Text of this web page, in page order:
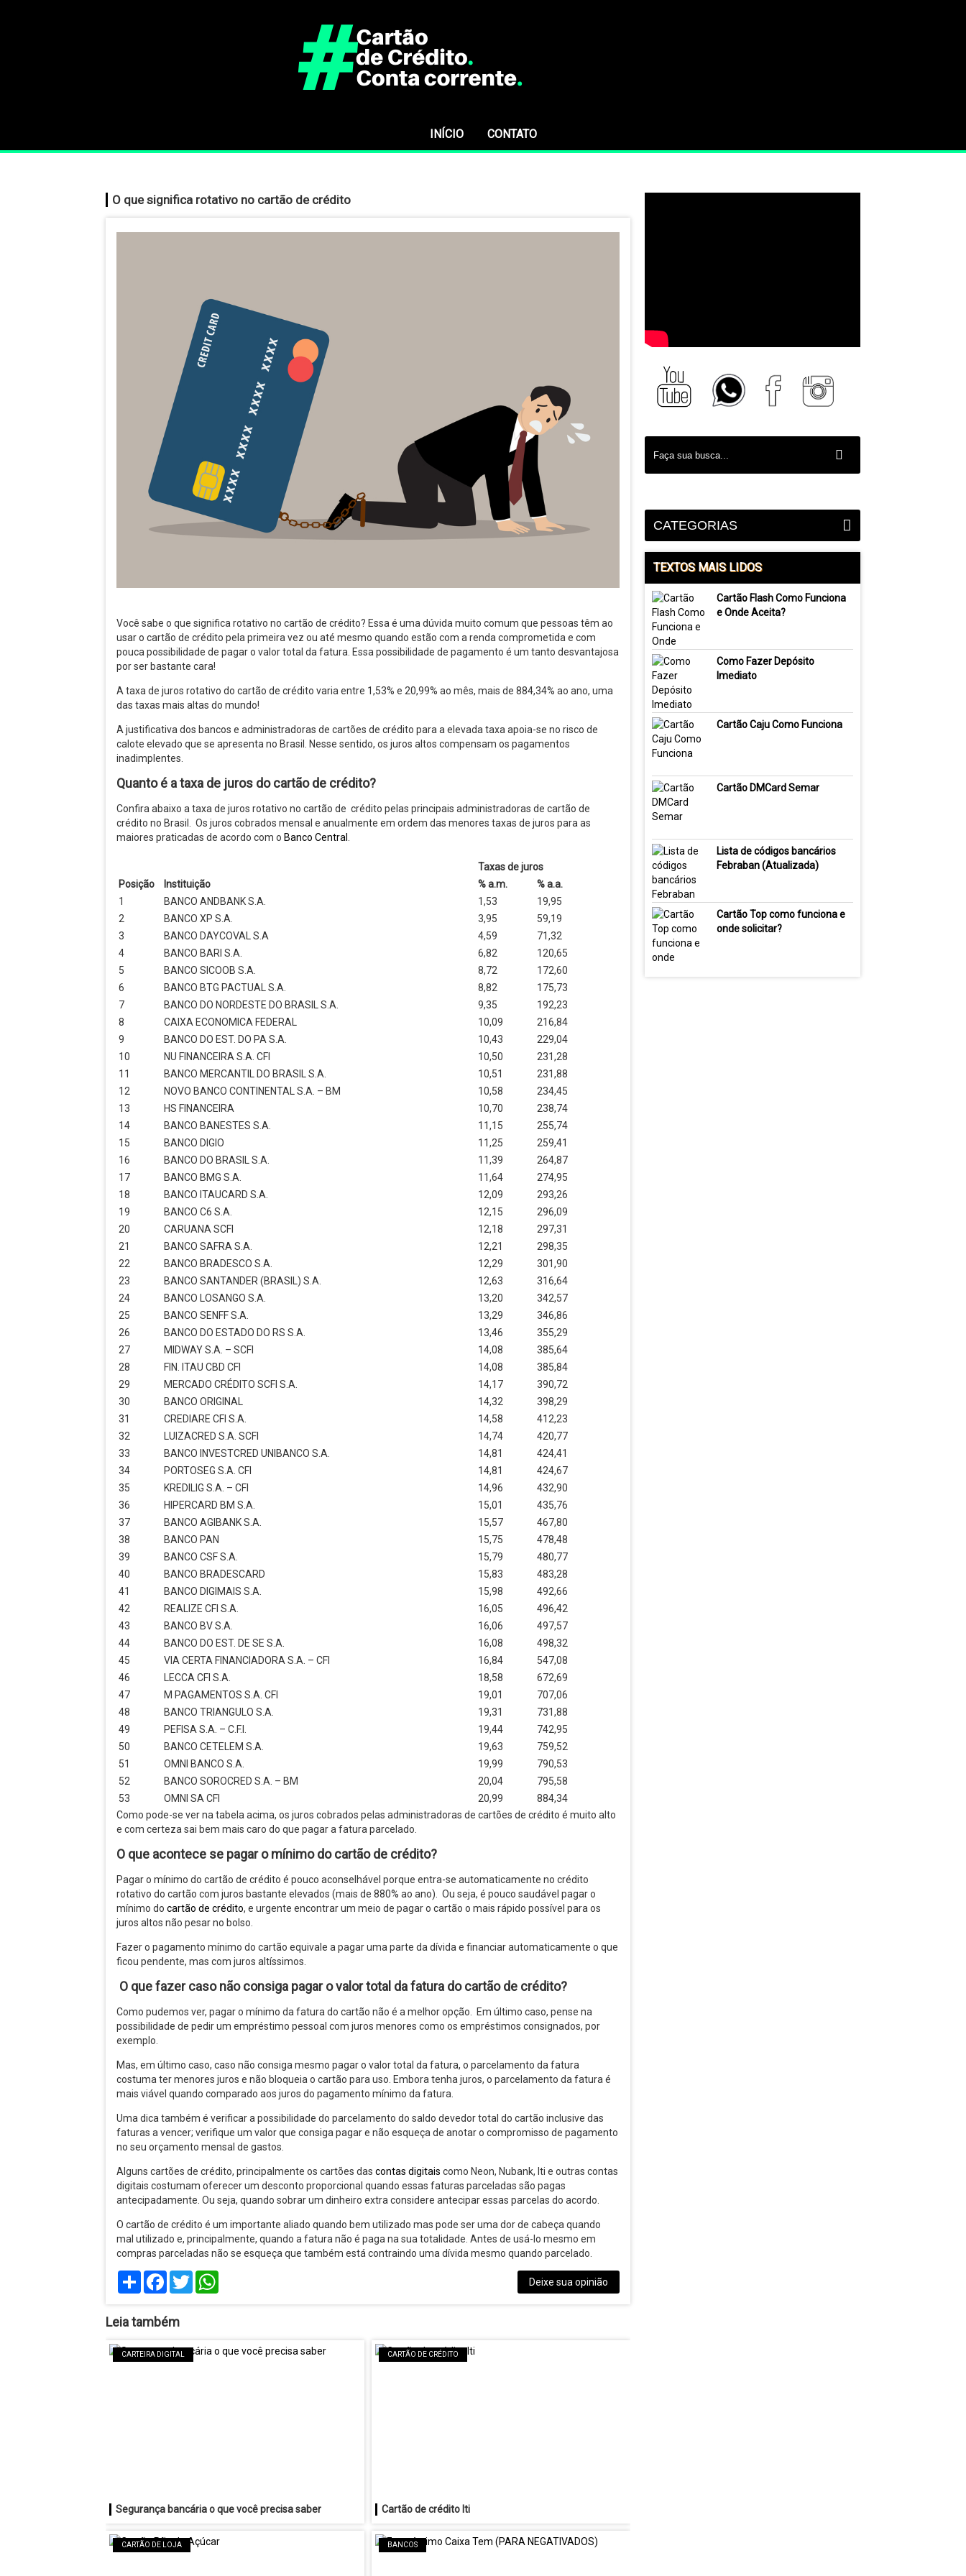
INÍCIO CONTATO
O que significa rotativo no cartão de crédito
Você sabe o que significa rotativo no cartão de crédito? Essa é uma dúvida muito comum que pessoas têm ao
usar o cartão de crédito pela primeira vez ou até mesmo quando estão com a renda comprometida e com
pouca possibilidade de pagar o valor total da fatura. Essa possibilidade de pagamento é um tanto desvantajosa
por ser bastante cara!
A taxa de juros rotativo do cartão de crédito varia entre 1,53% e 20,99% ao mês, mais de 884,34% ao ano, uma
das taxas mais altas do mundo!
A justificativa dos bancos e administradoras de cartões de crédito para a elevada taxa apoia-se no risco de
calote elevado que se apresenta no Brasil. Nesse sentido, os juros altos compensam os pagamentos
inadimplentes.
Quanto é a taxa de juros do cartão de crédito?
Confira abaixo a taxa de juros rotativo no cartão de crédito pelas principais administradoras de cartão de
crédito no Brasil. Os juros cobrados mensal e anualmente em ordem das menores taxas de juros para as
maiores praticadas de acordo com o Banco Central
Taxas de juros
Posição
Instituição % a.m.
% a.a.
1
BANCO ANDBANK S.A. 1,53
19,95
2
BANCO XP S.A. 3,95
59,19
3
BANCO DAYCOVAL S.A 4,59
71,32
4
BANCO BARI S.A. 6,82
120,65
5
BANCO SICOOB S.A. 8,72
172,60
6
BANCO BTG PACTUAL S.A. 8,82
175,73
7
BANCO DO NORDESTE DO BRASIL S.A. 9,35
192,23
8
CAIXA ECONOMICA FEDERAL 10,09
216,84
9
BANCO DO EST. DO PA S.A. 10,43
229,04
10
NU FINANCEIRA S.A. CFI 10,50
231,28
11
BANCO MERCANTIL DO BRASIL S.A. 10,51
231,88
12
NOVO BANCO CONTINENTAL S.A. – BM 10,58
234,45
13
HS FINANCEIRA 10,70
238,74
14
BANCO BANESTES S.A. 11,15
255,74
15
BANCO DIGIO 11,25
259,41
16
BANCO DO BRASIL S.A. 11,39
264,87
17
BANCO BMG S.A. 11,64
274,95
18
BANCO ITAUCARD S.A. 12,09
293,26
19
BANCO C6 S.A. 12,15
296,09
20
CARUANA SCFI 12,18
297,31
21
BANCO SAFRA S.A. 12,21
298,35
22
BANCO BRADESCO S.A. 12,29
301,90
23
BANCO SANTANDER (BRASIL) S.A. 12,63
316,64
24
BANCO LOSANGO S.A. 13,20
342,57
25
BANCO SENFF S.A. 13,29
346,86
26
BANCO DO ESTADO DO RS S.A. 13,46
355,29
27
MIDWAY S.A. – SCFI 14,08
385,64
28
FIN. ITAU CBD CFI 14,08
385,84
29
MERCADO CRÉDITO SCFI S.A. 14,17
390,72
30
BANCO ORIGINAL 14,32
398,29
31
CREDIARE CFI S.A. 14,58
412,23
32
LUIZACRED S.A. SCFI 14,74
420,77
33
BANCO INVESTCRED UNIBANCO S.A. 14,81
424,41
34
PORTOSEG S.A. CFI 14,81
424,67
35
KREDILIG S.A. – CFI 14,96
432,90
36
HIPERCARD BM S.A. 15,01
435,76
37
BANCO AGIBANK S.A. 15,57
467,80
38
BANCO PAN 15,75
478,48
39
BANCO CSF S.A. 15,79
480,77
40
BANCO BRADESCARD 15,83
483,28
41
BANCO DIGIMAIS S.A. 15,98
492,66
42
REALIZE CFI S.A. 16,05
496,42
43
BANCO BV S.A. 16,06
497,57
44
BANCO DO EST. DE SE S.A. 16,08
498,32
45
VIA CERTA FINANCIADORA S.A. – CFI 16,84
547,08
46
LECCA CFI S.A. 18,58
672,69
47
M PAGAMENTOS S.A. CFI 19,01
707,06
48
BANCO TRIANGULO S.A. 19,31
731,88
49
PEFISA S.A. – C.F.I. 19,44
742,95
50
BANCO CETELEM S.A. 19,63
759,52
51
OMNI BANCO S.A. 19,99
790,53
52
BANCO SOROCRED S.A. – BM 20,04
795,58
53
OMNI SA CFI 20,99
884,34
Como pode-se ver na tabela acima, os juros cobrados pelas administradoras de cartões de crédito é muito alto
e com certeza sai bem mais caro do que pagar a fatura parcelado.
O que acontece se pagar o mínimo do cartão de crédito?
Pagar o mínimo do cartão de crédito é pouco aconselhável porque entra-se automaticamente no crédito
rotativo do cartão com juros bastante elevados (mais de 880% ao ano). Ou seja, é pouco saudável pagar o
mínimo do cartão de crédito, e urgente encontrar um meio de pagar o cartão o mais rápido possível para os
juros altos não pesar no bolso.
Fazer o pagamento mínimo do cartão equivale a pagar uma parte da dívida e financiar automaticamente o que
ficou pendente, mas com juros altíssimos.
O que fazer caso não consiga pagar o valor total da fatura do cartão de crédito?
Como pudemos ver, pagar o mínimo da fatura do cartão não é a melhor opção. Em último caso, pense na
possibilidade de pedir um empréstimo pessoal com juros menores como os empréstimos consignados, por
exemplo.
Mas, em último caso, caso não consiga mesmo pagar o valor total da fatura, o parcelamento da fatura
costuma ter menores juros e não bloqueia o cartão para uso. Embora tenha juros, o parcelamento da fatura é
mais viável quando comparado aos juros do pagamento mínimo da fatura.
Uma dica também é verificar a possibilidade do parcelamento do saldo devedor total do cartão inclusive das
faturas a vencer; verifique um valor que consiga pagar e não esqueça de anotar o compromisso de pagamento
no seu orçamento mensal de gastos.
Alguns cartões de crédito, principalmente os cartões das contas digitais como Neon, Nubank, Iti e outras contas
digitais costumam oferecer um desconto proporcional quando essas faturas parceladas são pagas
antecipadamente. Ou seja, quando sobrar um dinheiro extra considere antecipar essas parcelas do acordo.
O cartão de crédito é um importante aliado quando bem utilizado mas pode ser uma dor de cabeça quando
mal utilizado e, principalmente, quando a fatura não é paga na sua totalidade. Antes de usá-lo mesmo em
compras parceladas não se esqueça que também está contraindo uma dívida mesmo quando parcelado.
Share Facebook
Twitter Deixe sua opinião
Leia também
CARTEIRA DIGITAL
Segurança bancária o que você precisa saber
CARTÃO DE CRÉDITO
Cartão de crédito Iti
CARTÃO DE LOJA BANCOS
CATEGORIAS
TEXTOS MAIS LIDOS
Cartão Flash Como Funciona
e Onde Aceita?
Como Fazer Depósito
Imediato
Cartão Caju Como Funciona
Cartão DMCard Semar
Lista de códigos bancários
Febraban (Atualizada)
Cartão Top como funciona e
onde solicitar?